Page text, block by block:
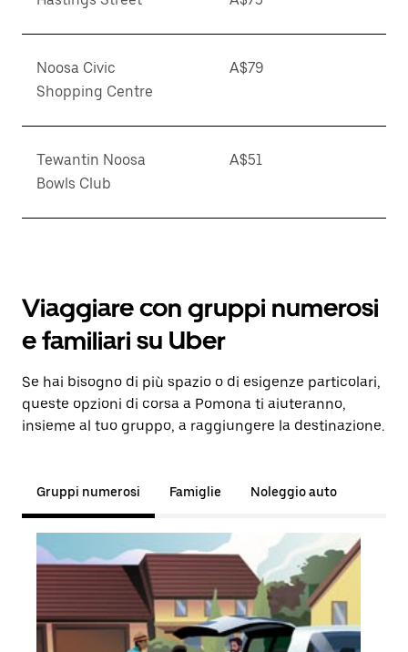
Noosa Civic
Shopping Centre
A$79
Tewantin Noosa
Bowls Club
A$51
Viaggiare con gruppi numerosi
e familiari su Uber
Se hai bisogno di più spazio o di esigenze particolari,
queste opzioni di corsa a Pomona ti aiuteranno,
insieme al tuo gruppo, a raggiungere la destinazione.
Gruppi numerosi Famiglie Noleggio auto